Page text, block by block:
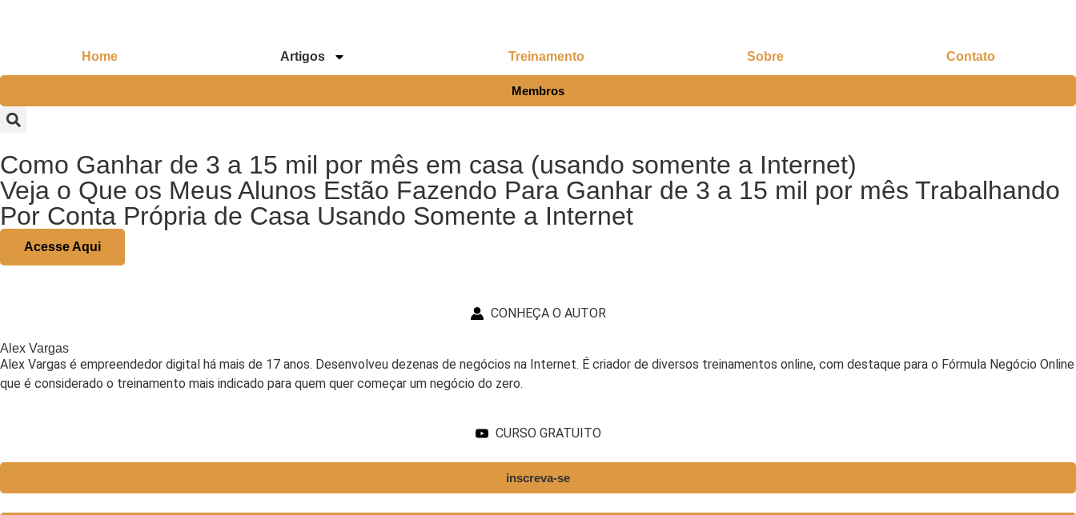
Home Artigos Treinamento Sobre Contato
Membros
Como Ganhar de 3 a 15 mil por mês em casa (usando somente a Internet)
Veja o Que os Meus Alunos Estão Fazendo Para Ganhar de 3 a 15 mil por mês Trabalhando
Por Conta Própria de Casa Usando Somente a Internet
Acesse Aqui
CONHEÇA O AUTOR
Alex Vargas
Alex Vargas é empreendedor digital há mais de 17 anos. Desenvolveu dezenas de negócios na Internet. É criador de diversos treinamentos online, com destaque para o Fórmula Negócio Online
que é considerado o treinamento mais indicado para quem quer começar um negócio do zero.
CURSO GRATUITO
inscreva-se